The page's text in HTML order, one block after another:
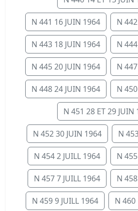
N 441 16 JUIN 1964 N
N 443 18 JUIN 1964 N
N 445 20 JUIN 1964 N
N 448 24 JUIN 1964 N
N 451 28 ET 29 JUIN
N 452 30 JUIN 1964 N
N 454 2 JUILL 1964 N
N 457 7 JUILL 1964 N
N 459 9 JUILL 1964 N 460